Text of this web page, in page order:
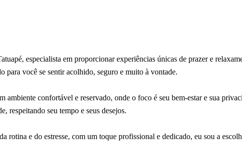
especialista em proporcionar experiências únicas de prazer e
para você se sentir acolhido, seguro e muito à vontade.
ambiente confortável e reservado, onde o foco é seu bem-estar e sua
respeitando seu tempo e seus desejos.
rotina e do estresse, com um toque profissional e dedicado, eu sou a